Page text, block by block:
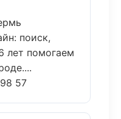
поиск,
лет помогаем
57